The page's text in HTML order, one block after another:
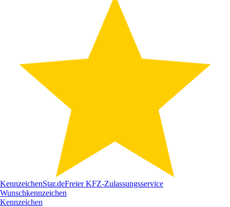
KennzeichenStar.deFreier KFZ-Zulassungsservice
Wunschkennzeichen
Kennzeichen